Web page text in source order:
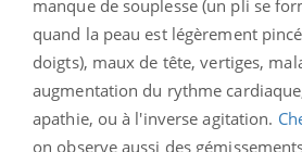
manque de souplesse (un pli se
quand la peau est légèrement
doigts), maux de tête, vertiges,
augmentation du rythme
apathie, ou à l'inverse agitation.
on observe aussi des